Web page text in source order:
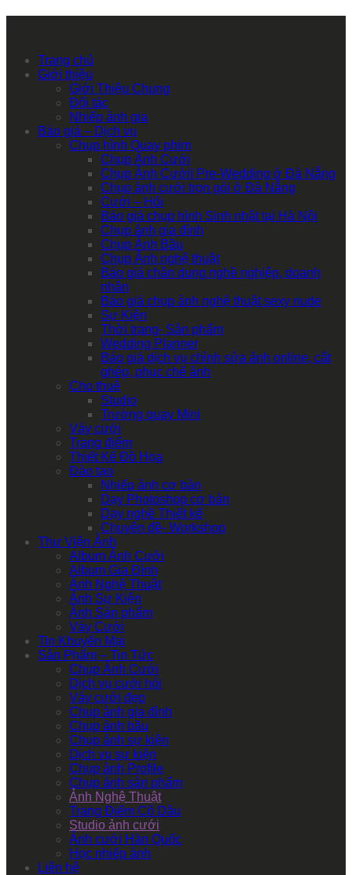
Trang chủ
Giới thiệu
Giới Thiệu Chung
Đối tác
Nhiếp ảnh gia
Báo giá – Dịch vụ
Chụp hình Quay phim
Chụp Ảnh Cưới
Chụp Ảnh Cưới| Pre-Wedding ở Đà Nẵng
Chụp ảnh cưới trọn gói ở Đà Nẵng
Cưới – Hỏi
Báo giá chụp hình Sinh nhật tại Hà Nội
Chụp ảnh gia đình
Chụp Ảnh Bầu
Chụp Ảnh nghệ thuật
Báo giá chân dung nghề nghiệp, doanh
nhân
Báo giá chụp ảnh nghệ thuật sexy nude
Sự Kiện
Thời trang- Sản phẩm
Wedding Planner
Báo giá dịch vụ chỉnh sửa ảnh online, cắt
ghép, phục chế ảnh
Cho thuê
Studio
Trường quay Mini
Váy cưới
Trang điểm
Thiết Kế Đồ Họa
Đào tạo
Nhiếp ảnh cơ bản
Dạy Photoshop cơ bản
Dạy nghề Thiết kế
Chuyên đề- Workshop
Thư Viện Ảnh
Album Ảnh Cưới
Album Gia Đình
Ảnh Nghệ Thuật
Ảnh Sự Kiện
Ảnh Sản phẩm
Váy Cưới
Tin Khuyến Mại
Sản Phẩm – Tin Tức
Chụp Ảnh Cưới
Dịch vụ cưới hỏi
Váy cưới đẹp
Chụp ảnh gia đình
Chụp ảnh bầu
Chụp ảnh sự kiện
Dịch vụ sự kiện
Chụp ảnh Profile
Chụp ảnh sản phẩm
Ảnh Nghệ Thuật
Trang Điểm Cô Dâu
Studio ảnh cưới
Ảnh cưới Hàn Quốc
Học nhiếp ảnh
Liên hệ